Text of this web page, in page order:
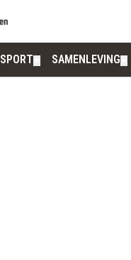
SPORT SAMENLEVING